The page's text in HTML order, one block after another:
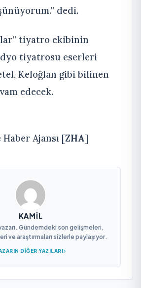
dedi.
tiyatro ekibinin
tiyatrosu eserleri
Keloğlan gibi bilinen
edecek.
Ajansı [ZHA]
KAMIL
Gündemdeki son gelişmeleri,
ve araştırmaları sizlerle paylaşıyor.
DIĞER YAZILARI